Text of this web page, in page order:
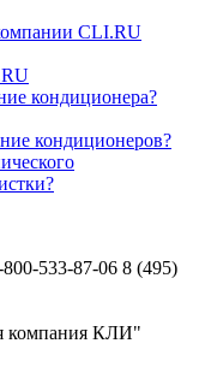
CLI.RU
кондиционера?
кондиционеров?
800-533-87-06 8 (495)
компания КЛИ"